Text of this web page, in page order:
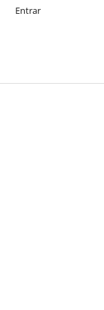
Entrar